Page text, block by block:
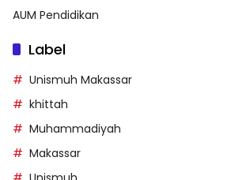
AUM Pendidikan
Label
Unismuh Makassar
khittah
Muhammadiyah
Makassar